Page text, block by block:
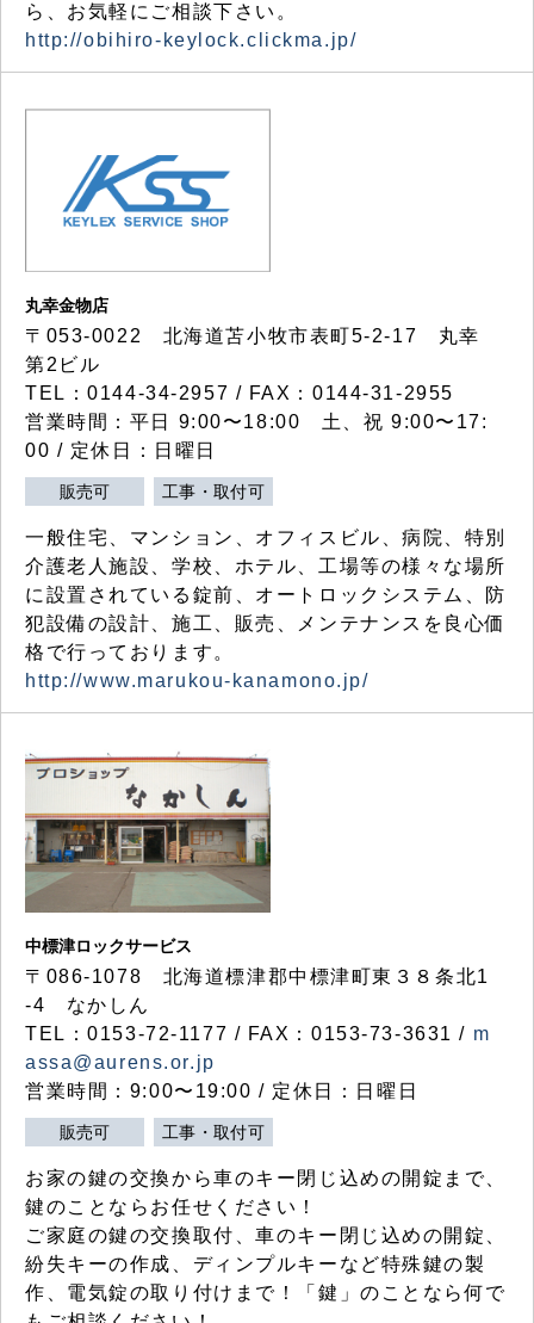
ら、お気軽にご相談下さい。
http://obihiro-keylock.clickma.jp/
丸幸金物店
〒053-0022 北海道苫小牧市表町5-2-17 丸幸
第2ビル
TEL：0144-34-2957 / FAX：0144-31-2955
営業時間：平日 9:00〜18:00 土、祝 9:00〜17:
00 / 定休日：日曜日
販売可 工事・取付可
一般住宅、マンション、オフィスビル、病院、特別
介護老人施設、学校、ホテル、工場等の様々な場所
に設置されている錠前、オートロックシステム、防
犯設備の設計、施工、販売、メンテナンスを良心価
格で行っております。
http://www.marukou-kanamono.jp/
中標津ロックサービス
〒086-1078 北海道標津郡中標津町東３８条北1
-4 なかしん
TEL：0153-72-1177 / FAX：0153-73-3631 / m
assa@aurens.or.jp
営業時間：9:00〜19:00 / 定休日：日曜日
販売可 工事・取付可
お家の鍵の交換から車のキー閉じ込めの開錠まで、
鍵のことならお任せください！
ご家庭の鍵の交換取付、車のキー閉じ込めの開錠、
紛失キーの作成、ディンプルキーなど特殊鍵の製
作、電気錠の取り付けまで！「鍵」のことなら何で